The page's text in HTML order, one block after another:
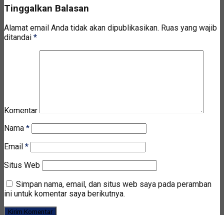
Tinggalkan Balasan
Alamat email Anda tidak akan dipublikasikan. Ruas yang wajib
ditandai *
Komentar
Nama *
Email *
Situs Web
Simpan nama, email, dan situs web saya pada peramban
ini untuk komentar saya berikutnya.